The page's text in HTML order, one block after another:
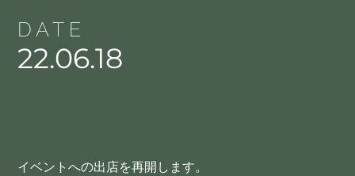
DATE
22.06.18
イベントへの出店を再開します。